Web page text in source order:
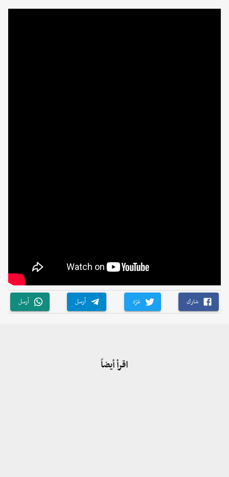
شارك غرّد أرسل أرسل
اقرأ أيضاً